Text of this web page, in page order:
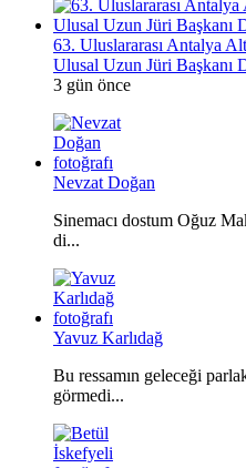
63. Uluslararası Antalya
Ulusal Uzun Jüri Başkanı
3 gün önce
Nevzat Doğan
Sinemacı dostum Oğuz
di...
Yavuz Karlıdağ
Bu ressamın geleceği
görmedi...